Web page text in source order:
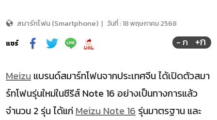
สมาร์ทโฟน (Smartphone) | วันที่ :18 พฤษภาคม 2568
แชร์
- ก +ก
Meizu แบรนด์สมาร์ทโฟนจากประเทศจีน ได้เปิดตัวสมา
ร์ทโฟนรุ่นใหม่ในซีรีส์ Note 16 อย่างเป็นทางการแล้ว
จำนวน 2 รุ่น ได้แก่ Meizu Note 16 รุ่นมาตรฐาน และ